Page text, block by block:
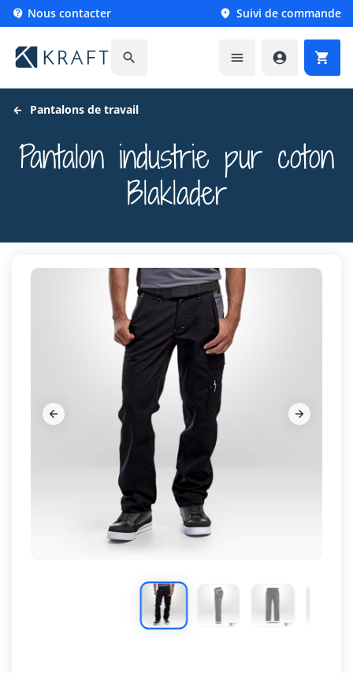
 Nous contacter  Suivi de commande
   
Pantalons de travail
Pantalon industrie pur coton
Blaklader
 
 
 
 
 
 
 